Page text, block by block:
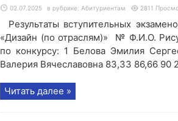
02.07.2025 в рубрике: Абитуриентам 2811
Результаты вступительных
«Дизайн (по отраслям)» № Ф.И.О.
по конкурсу: 1 Белова Эмилия
Валерия Вячеславовна 83,33 86,66 90
Читать далее »